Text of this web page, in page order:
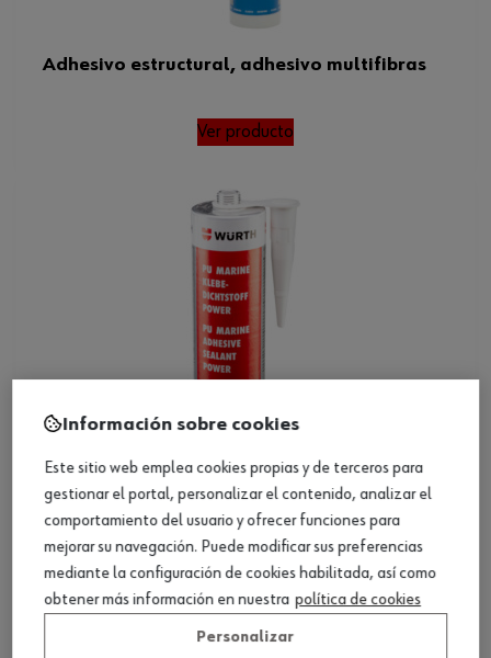
Adhesivo estructural, adhesivo multifibras
Ver producto
Sellador adhesivo, Power PU Marine
Ver producto
Información sobre cookies
Este sitio web emplea cookies propias y de terceros para
gestionar el portal, personalizar el contenido, analizar el
comportamiento del usuario y ofrecer funciones para
mejorar su navegación. Puede modificar sus preferencias
mediante la configuración de cookies habilitada, así como
obtener más información en nuestra política de cookies
Personalizar